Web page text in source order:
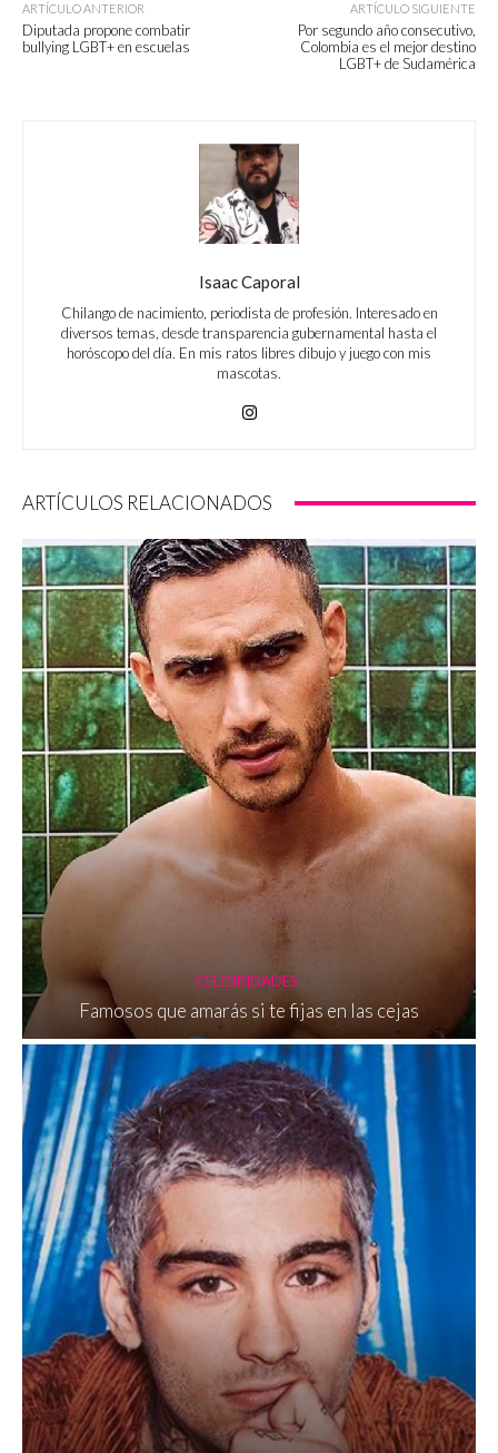
ARTÍCULO ANTERIOR
Diputada propone combatir
bullying LGBT+ en escuelas
ARTÍCULO SIGUIENTE
Por segundo año consecutivo,
Colombia es el mejor destino
LGBT+ de Sudamérica
Isaac Caporal
Chilango de nacimiento, periodista de profesión. Interesado en
diversos temas, desde transparencia gubernamental hasta el
horóscopo del día. En mis ratos libres dibujo y juego con mis
mascotas.
ARTÍCULOS RELACIONADOS
CELEBRIDADES
Famosos que amarás si te fijas en las cejas